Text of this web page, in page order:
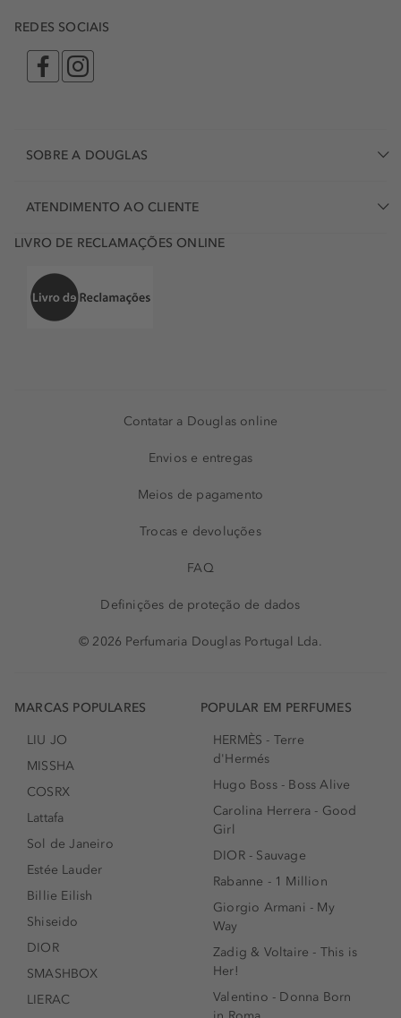
REDES SOCIAIS
SOBRE A DOUGLAS
ATENDIMENTO AO CLIENTE
LIVRO DE RECLAMAÇÕES ONLINE
Contatar a Douglas online
Envios e entregas
Meios de pagamento
Trocas e devoluções
FAQ
Definições de proteção de dados
© 2026 Perfumaria Douglas Portugal Lda.
MARCAS POPULARES
LIU JO
MISSHA
COSRX
Lattafa
Sol de Janeiro
Estée Lauder
Billie Eilish
Shiseido
DIOR
SMASHBOX
LIERAC
POPULAR EM PERFUMES
HERMÈS - Terre
d'Hermés
Hugo Boss - Boss Alive
Carolina Herrera - Good
Girl
DIOR - Sauvage
Rabanne - 1 Million
Giorgio Armani - My
Way
Zadig & Voltaire - This is
Her!
Valentino - Donna Born